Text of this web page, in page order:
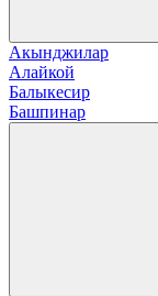
Акынджилар
Алайкой
Балыкесир
Башпинар